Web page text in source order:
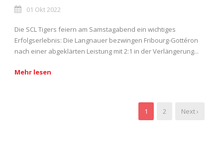
01 Okt 2022
Die SCL Tigers feiern am Samstagabend ein wichtiges
Erfolgserlebnis: Die Langnauer bezwingen Fribourg-Gottéron
nach einer abgeklärten Leistung mit 2:1 in der Verlängerung...
Mehr lesen
1 2 Next ›